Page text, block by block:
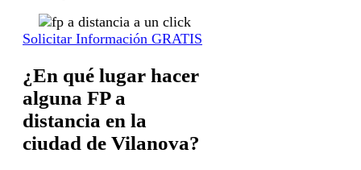
Solicitar Información GRATIS
¿En qué lugar hacer
alguna FP a
distancia en la
ciudad de Vilanova?